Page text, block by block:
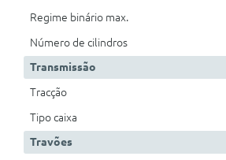
Regime binário max.
Número de cilindros
Transmissão
Tracção
Tipo caixa
Travões